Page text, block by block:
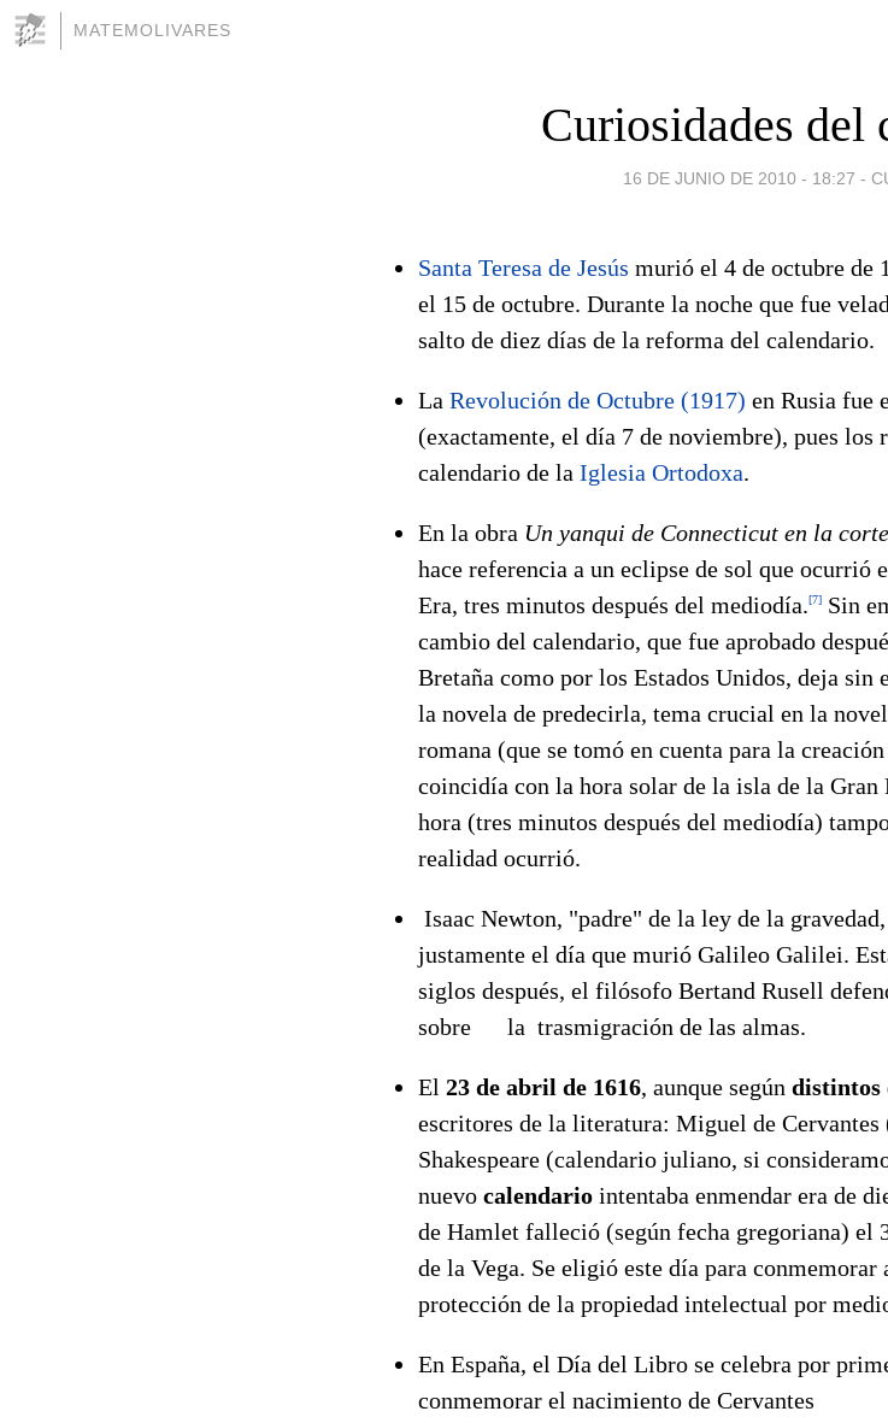
MATEMOLIVARES
Curiosidades del
16 DE JUNIO DE 2010 - 18:27 -
Santa Teresa de Jesús murió el 4 de octubre de
el 15 de octubre. Durante la noche que fue
salto de diez días de la reforma del calendario.
La Revolución de Octubre (1917) en Rusia fue
(exactamente, el día 7 de noviembre), pues los
calendario de la Iglesia Ortodoxa.
En la obra Un yanqui de Connecticut en la
hace referencia a un eclipse de sol que ocurrió
Era, tres minutos después del mediodía.[7] Sin
cambio del calendario, que fue aprobado
Bretaña como por los Estados Unidos, deja
la novela de predecirla, tema crucial en la
romana (que se tomó en cuenta para la
coincidía con la hora solar de la isla de la
hora (tres minutos después del mediodía)
realidad ocurrió.
Isaac Newton, "padre" de la ley de la
justamente el día que murió Galileo Galilei.
siglos después, el filósofo Bertand Rusell
sobre la trasmigración de las almas.
El 23 de abril de 1616, aunque según distintos
escritores de la literatura: Miguel de
Shakespeare (calendario juliano, si
nuevo calendario intentaba enmendar era de
de Hamlet falleció (según fecha gregoriana) el
de la Vega. Se eligió este día para
protección de la propiedad intelectual por
En España, el Día del Libro se celebra por
conmemorar el nacimiento de Cervantes